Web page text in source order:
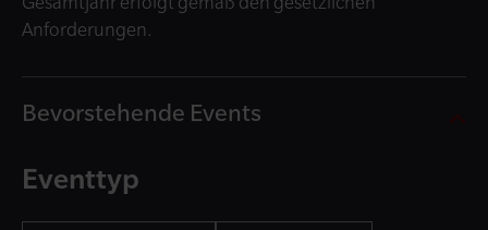
Anforderungen.
Bevorstehende Events
Eventtyp